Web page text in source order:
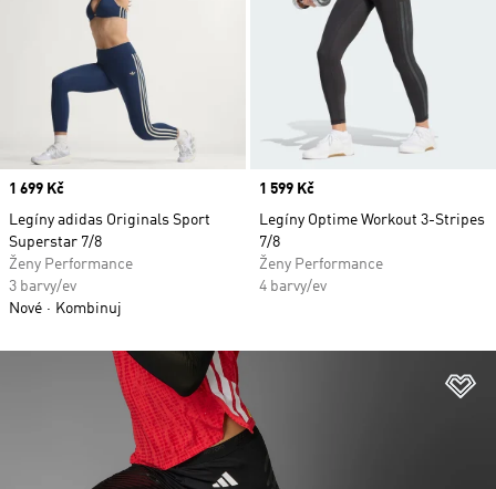
Price
1 699 Kč
Legíny adidas Originals Sport
Superstar 7/8
Ženy Performance
3 barvy/ev
Nové
Kombinuj
Price
1 599 Kč
Legíny Optime Workout 3-Stripes
7/8
Ženy Performance
4 barvy/ev